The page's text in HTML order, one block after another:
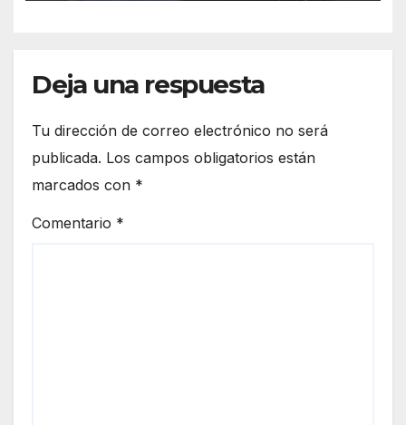
Deja una respuesta
Tu dirección de correo electrónico no será
publicada. Los campos obligatorios están
marcados con *
Comentario *